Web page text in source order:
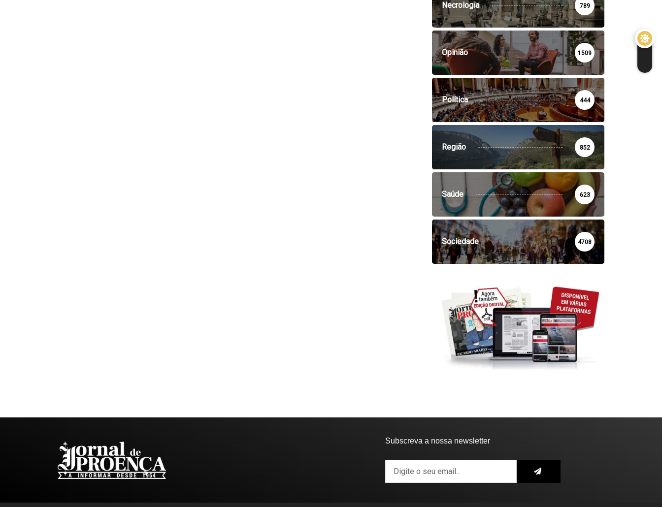
Necrologia 789
Opinião 1509
Política 444
Região 852
Saúde 623
Sociedade 4708
Subscreva a nossa newsletter